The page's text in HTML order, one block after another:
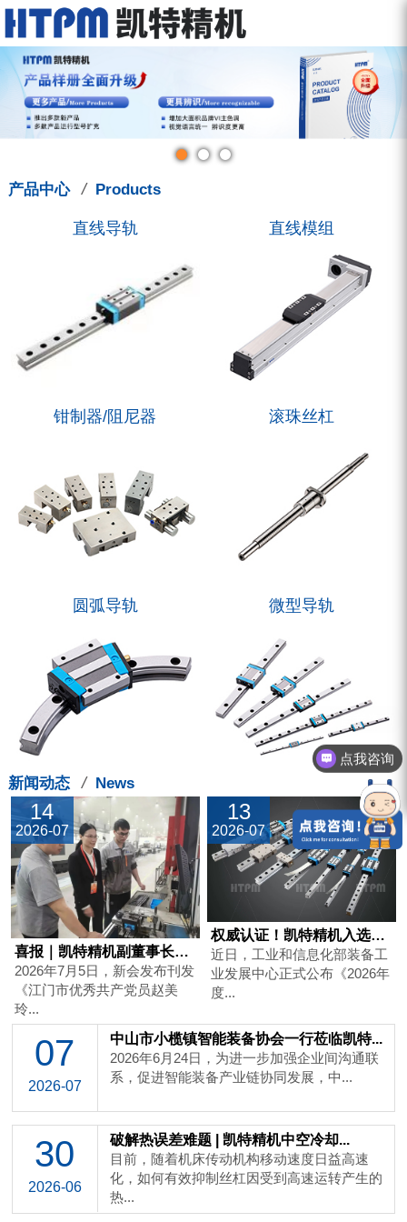
走进凯特
关于我们
品牌故事
产品中心
直线导轨
直线模组
圆弧导轨
微型导轨
服务中心
型录下载
图型下载
新闻中心
新闻动态
展会讯息
联系我们
联系方式
招聘信息
产品中心 /Products
直线导轨 直线模组
钳制器/阻尼器 滚珠丝杠
圆弧导轨 微型导轨
新闻动态 /News
14
2026-07
喜报｜凯特精机副董事长赵美玲获评江门...
2026年7月5日，新会发布刊发
《江门市优秀共产党员赵美
玲...
13
2026-07
权威认证！凯特精机入选工信部工业母机...
近日，工业和信息化部装备工
业发展中心正式公布《2026年
度...
07
2026-07
中山市小榄镇智能装备协会一行莅临凯特...
2026年6月24日，为进一步加强企业间沟通联
系，促进智能装备产业链协同发展，中...
30
2026-06
破解热误差难题 | 凯特精机中空冷却...
目前，随着机床传动机构移动速度日益高速
化，如何有效抑制丝杠因受到高速运转产生的
热...
点我咨询